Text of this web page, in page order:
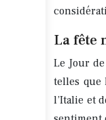
La fête
Le Jour
telles que
l’Italie et